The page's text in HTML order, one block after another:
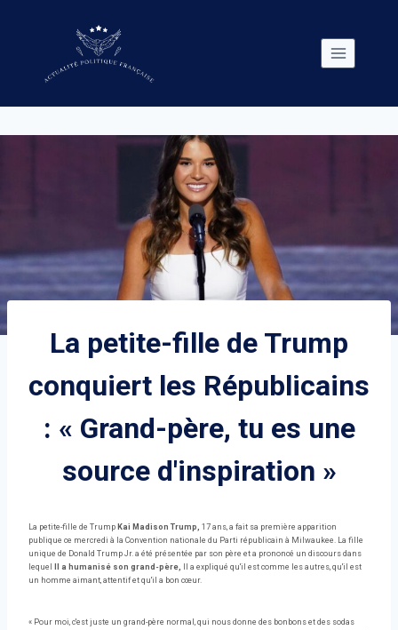
La petite-fille de Trump
conquiert les Républicains
: « Grand-père, tu es une
source d'inspiration »
La petite-fille de Trump Kai Madison Trump, 17 ans, a fait sa première apparition
publique ce mercredi à la Convention nationale du Parti républicain à Milwaukee. La fille
unique de Donald Trump Jr. a été présentée par son père et a prononcé un discours dans
lequel
Il a humanisé son grand-père, Il a expliqué qu'il est comme les autres, qu'il est
un homme aimant, attentif et qu'il a bon cœur.
« Pour moi, c'est juste un grand-père normal, qui nous donne des bonbons et des sodas